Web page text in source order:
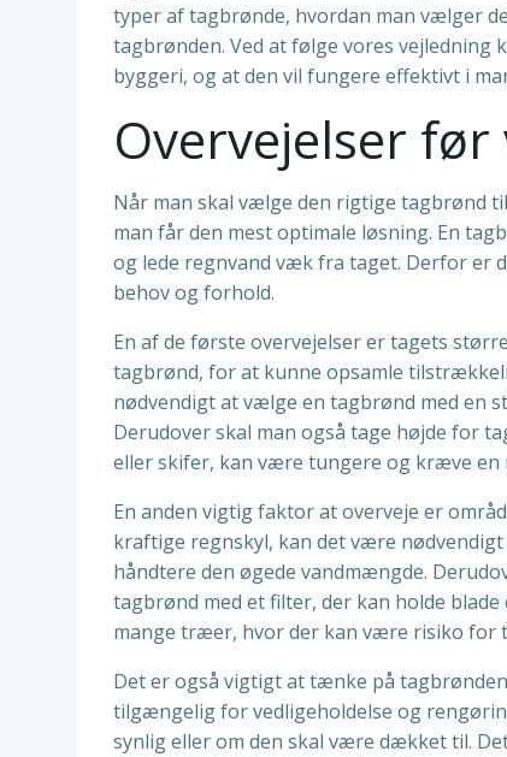
typer af tagbrønde, hvordan man vælger
tagbrønden. Ved at følge vores
byggeri, og at den vil fungere effektivt i
Overvejelser
Når man skal vælge den rigtige tagbrønd
man får den mest optimale løsning. En
og lede regnvand væk fra taget. Derfor er
behov og forhold.
En af de første overvejelser er tagets
tagbrønd, for at kunne opsamle
nødvendigt at vælge en tagbrønd med en
Derudover skal man også tage højde for
eller skifer, kan være tungere og kræve
En anden vigtig faktor at overveje er
kraftige regnskyl, kan det være
håndtere den øgede vandmængde.
tagbrønd med et filter, der kan holde
mange træer, hvor der kan være risiko for
Det er også vigtigt at tænke på
tilgængelig for vedligeholdelse og
synlig eller om den skal være dækket til.